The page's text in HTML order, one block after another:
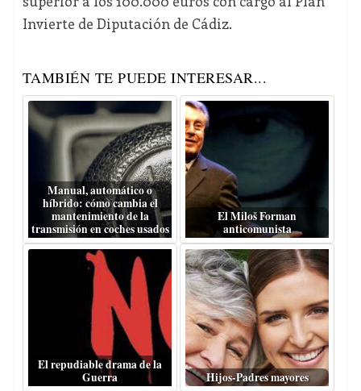
Invierte de Diputación de Cádiz.
TAMBIÉN TE PUEDE INTERESAR...
Manual, automático o
híbrido: cómo cambia el
mantenimiento de la
transmisión en coches usados
El Miloš Forman
anticomunista
El repudiable drama de la
Guerra
Hijos-Padres mayores